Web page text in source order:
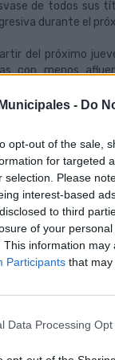
- Do
opt-out of the sale,
for targeted
selection. Please
interest-based
to third
of your
This information
Participants that may
Data Processing
de todos sus
durante el
del próximo
con menos
la
aunque su
paralelo a la retirada
Santa
y los trasvasará a
euros en estas
para el
vez en la oficina
al bono 10 de
la última semana,
menos del 1%
espera que